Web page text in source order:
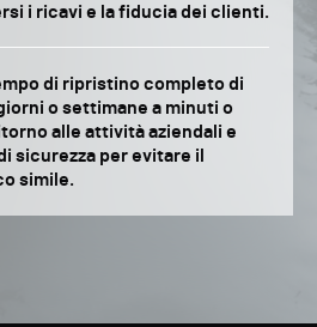
i ricavi e la fiducia dei clienti.
di ripristino completo di
o settimane a minuti o
alle attività aziendali e
sicurezza per evitare il
simile.